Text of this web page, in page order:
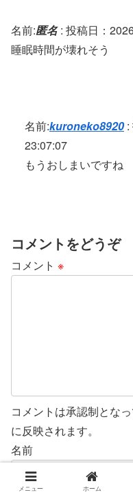
ックス
名前:匿名: 投稿日：
睡眠時間が壊れそう
名前:kuroneko8920:
23:07:07
もうおしまいですね
コメントをどうぞ
コメント ※
コメントは承認制とな
に反映されます。
名前
メニュー ホーム